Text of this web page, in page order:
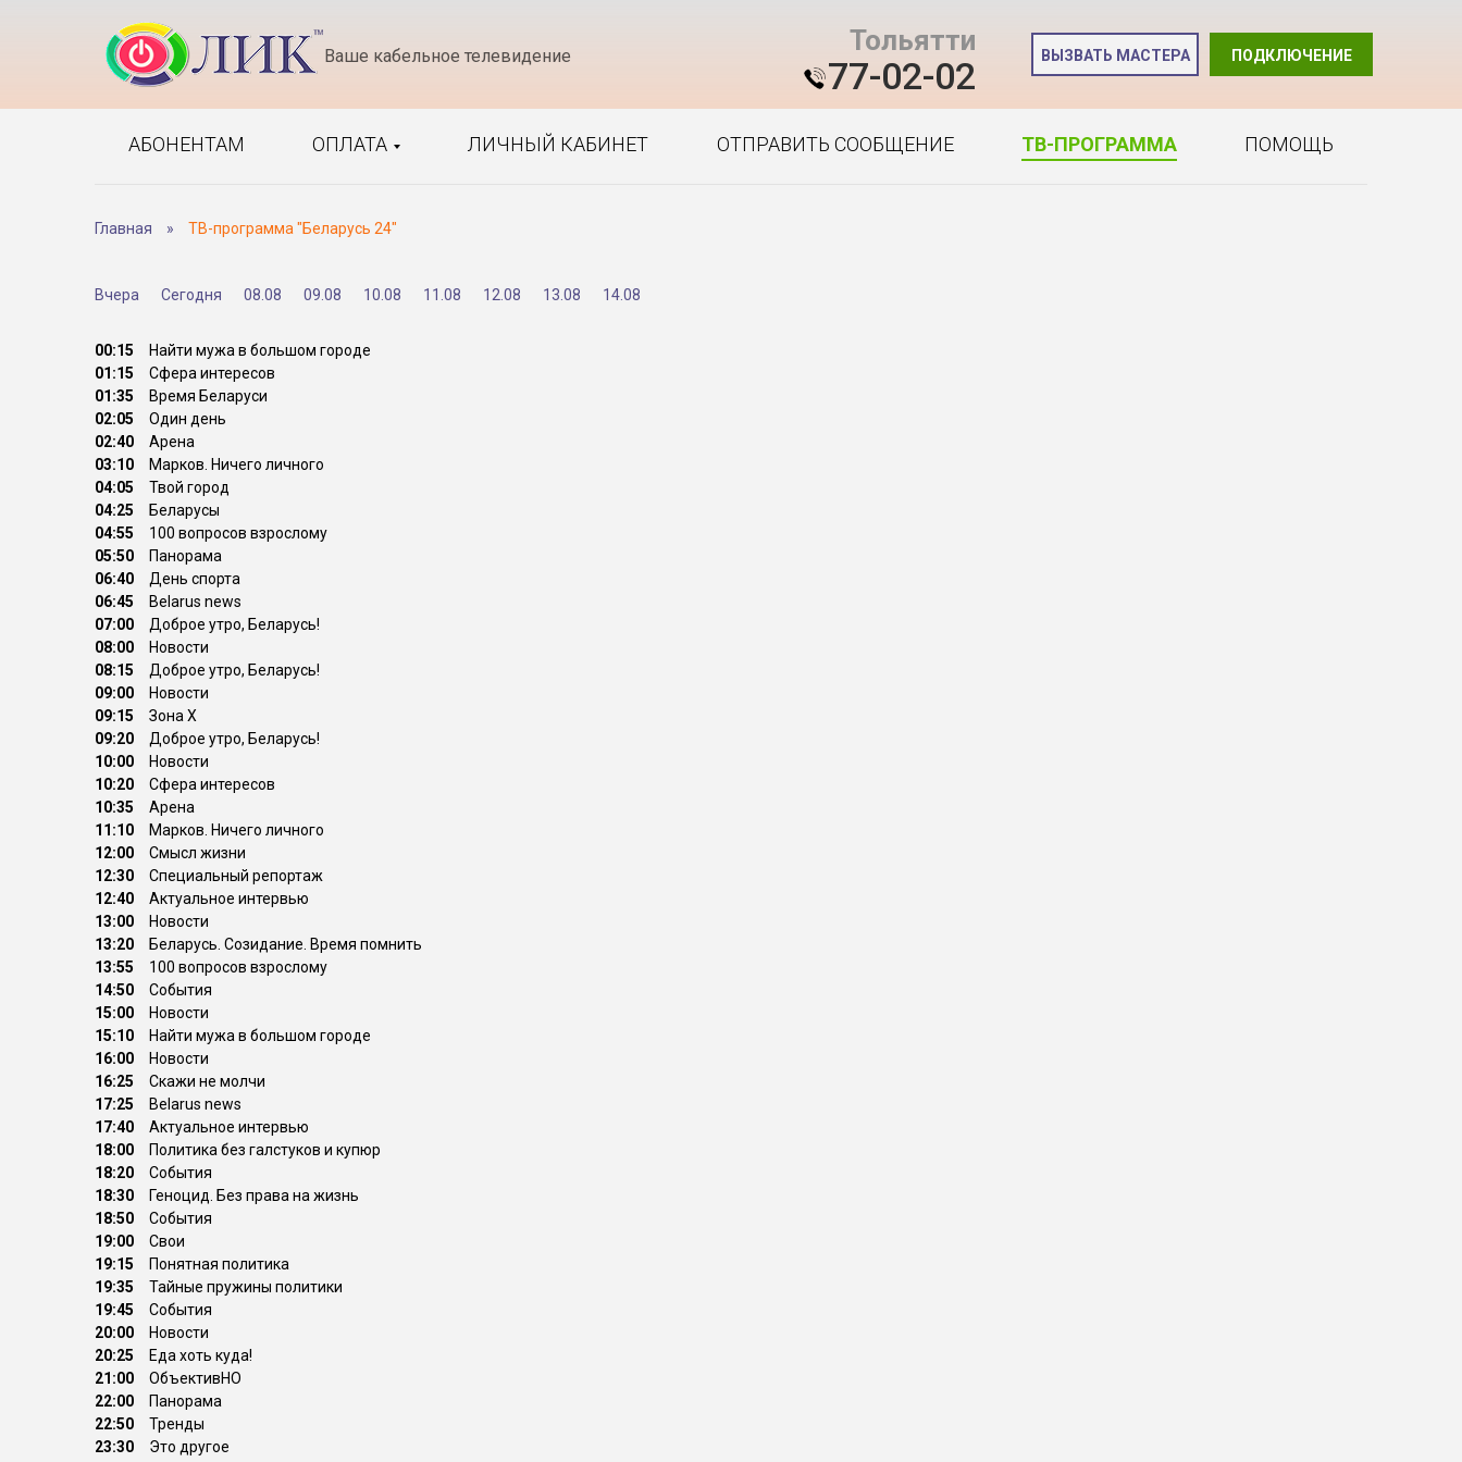
Ваше кабельное телевидение Тольятти
77-02-02 ПОДКЛЮЧЕНИЕ
ВЫЗВАТЬ МАСТЕРА
АБОНЕНТАМ ОПЛАТА ЛИЧНЫЙ КАБИНЕТ ОТПРАВИТЬ СООБЩЕНИЕ ТВ-ПРОГРАММА ПОМОЩЬ
Главная » ТВ-программа "Беларусь 24"
Вчера Сегодня 08.08 09.08 10.08 11.08 12.08 13.08 14.08
00:15
Найти мужа в большом городе
01:15
Сфера интересов
01:35
Время Беларуси
02:05
Один день
02:40
Арена
03:10
Марков. Ничего личного
04:05
Твой город
04:25
Беларусы
04:55
100 вопросов взрослому
05:50
Панорама
06:40
День спорта
06:45
Belarus news
07:00
Доброе утро, Беларусь!
08:00
Новости
08:15
Доброе утро, Беларусь!
09:00
Новости
09:15
Зона Х
09:20
Доброе утро, Беларусь!
10:00
Новости
10:20
Сфера интересов
10:35
Арена
11:10
Марков. Ничего личного
12:00
Смысл жизни
12:30
Специальный репортаж
12:40
Актуальное интервью
13:00
Новости
13:20
Беларусь. Созидание. Время помнить
13:55
100 вопросов взрослому
14:50
События
15:00
Новости
15:10
Найти мужа в большом городе
16:00
Новости
16:25
Скажи не молчи
17:25
Belarus news
17:40
Актуальное интервью
18:00
Политика без галстуков и купюр
18:20
События
18:30
Геноцид. Без права на жизнь
18:50
События
19:00
Свои
19:15
Понятная политика
19:35
Тайные пружины политики
19:45
События
20:00
Новости
20:25
Еда хоть куда!
21:00
ОбъективНО
22:00
Панорама
22:50
Тренды
23:30
Это другое